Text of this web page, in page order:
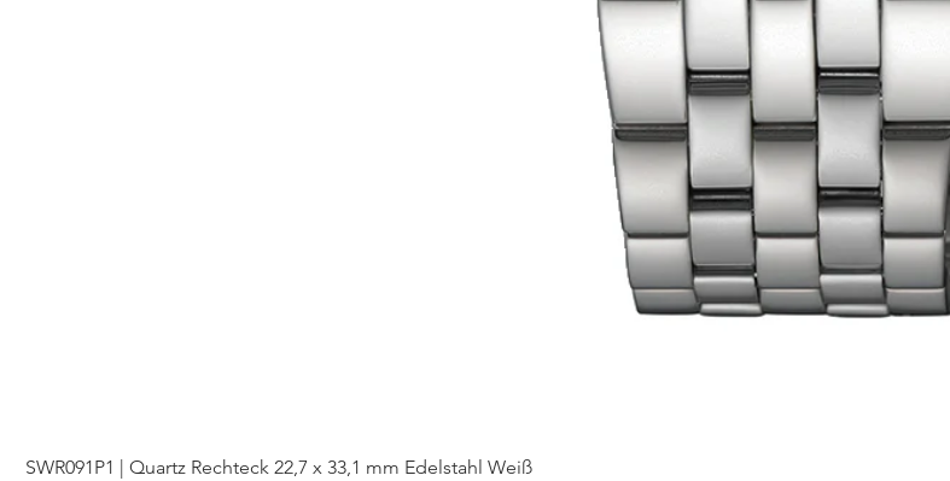
SWR091P1 | Quartz Rechteck 22,7 x 33,1 mm Edelstahl Weiß